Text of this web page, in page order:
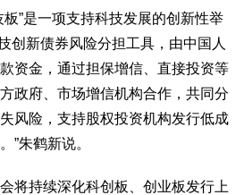
”是一项支持科技发展的创新性举
创新债券风险分担工具，由中国人
资金，通过担保增信、直接投资等
政府、市场增信机构合作，共同分
风险，支持股权投资机构发行低成
”朱鹤新说。
持续深化科创板、创业板发行上